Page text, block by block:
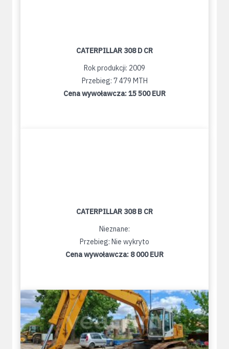
CATERPILLAR 308 D CR
Rok produkcji: 2009
Przebieg: 7 479 MTH
Cena wywoławcza:15 500 EUR
CATERPILLAR 308 B CR
Nieznane:
Przebieg: Nie wykryto
Cena wywoławcza: 8 000 EUR